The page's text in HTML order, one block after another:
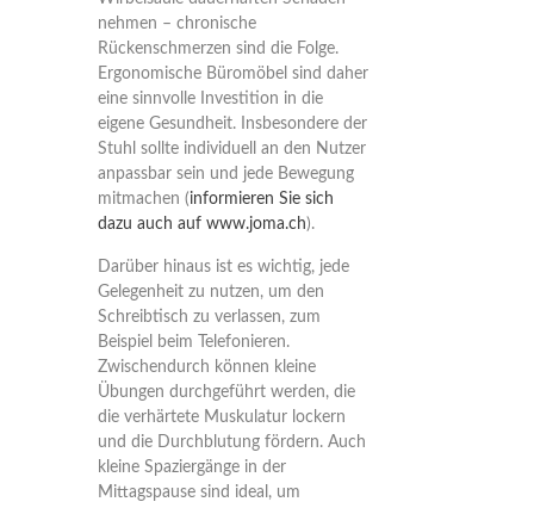
nehmen – chronische
Rückenschmerzen sind die Folge.
Ergonomische Büromöbel sind daher
eine sinnvolle Investition in die
eigene Gesundheit. Insbesondere der
Stuhl sollte individuell an den Nutzer
anpassbar sein und jede Bewegung
mitmachen (informieren Sie sich
dazu auch auf www.joma.ch).
Darüber hinaus ist es wichtig, jede
Gelegenheit zu nutzen, um den
Schreibtisch zu verlassen, zum
Beispiel beim Telefonieren.
Zwischendurch können kleine
Übungen durchgeführt werden, die
die verhärtete Muskulatur lockern
und die Durchblutung fördern. Auch
kleine Spaziergänge in der
Mittagspause sind ideal, um